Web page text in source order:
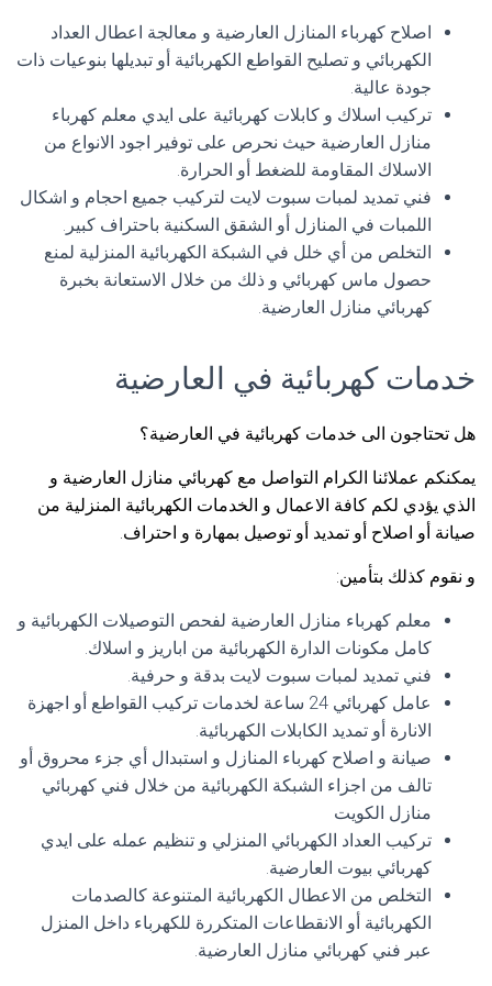
اصلاح كهرباء المنازل العارضية و معالجة اعطال العداد
الكهربائي و تصليح القواطع الكهربائية أو تبديلها بنوعيات ذات
جودة عالية.
تركيب اسلاك و كابلات كهربائية على ايدي معلم كهرباء
منازل العارضية حيث نحرص على توفير اجود الانواع من
الاسلاك المقاومة للضغط أو الحرارة.
فني تمديد لمبات سبوت لايت لتركيب جميع احجام و اشكال
اللمبات في المنازل أو الشقق السكنية باحتراف كبير.
التخلص من أي خلل في الشبكة الكهربائية المنزلية لمنع
حصول ماس كهربائي و ذلك من خلال الاستعانة بخبرة
كهربائي منازل العارضية.
خدمات كهربائية في العارضية
هل تحتاجون الى خدمات كهربائية في العارضية؟
يمكنكم عملائنا الكرام التواصل مع كهربائي منازل العارضية و
الذي يؤدي لكم كافة الاعمال و الخدمات الكهربائية المنزلية من
صيانة أو اصلاح أو تمديد أو توصيل بمهارة و احتراف.
و نقوم كذلك بتأمين:
معلم كهرباء منازل العارضية لفحص التوصيلات الكهربائية و
كامل مكونات الدارة الكهربائية من اباريز و اسلاك.
فني تمديد لمبات سبوت لايت بدقة و حرفية.
عامل كهربائي 24 ساعة لخدمات تركيب القواطع أو اجهزة
الانارة أو تمديد الكابلات الكهربائية.
صيانة و اصلاح كهرباء المنازل و استبدال أي جزء محروق أو
تالف من اجزاء الشبكة الكهربائية من خلال فني كهربائي
منازل الكويت
تركيب العداد الكهربائي المنزلي و تنظيم عمله على ايدي
كهربائي بيوت العارضية.
التخلص من الاعطال الكهربائية المتنوعة كالصدمات
الكهربائية أو الانقطاعات المتكررة للكهرباء داخل المنزل
عبر فني كهربائي منازل العارضية.